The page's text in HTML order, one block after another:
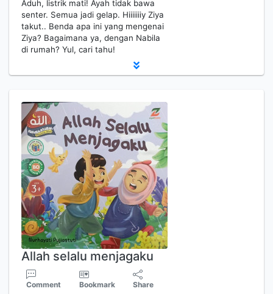
Aduh, listrik mati! Ayah tidak bawa
senter. Semua jadi gelap. Hiiiiiiiy Ziya
takut.. Benda apa ini yang mengenai
Ziya? Bagaimana ya, dengan Nabila
di rumah? Yul, cari tahu!
Allah selalu menjagaku
Comment Bookmark Share